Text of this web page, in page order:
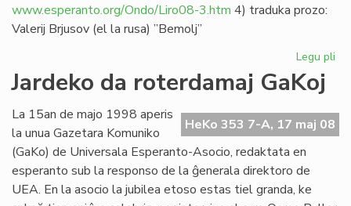
www.esperanto.org/Ondo/Liro08-3.htm 4) traduka prozo:
Valerij Brjusov (el la rusa) ”Bemolj”
Legu pli
Jardeko da roterdamaj GaKoj
HeKo 353 7-A, 17 maj 08
La 15an de majo 1998 aperis
la unua Gazetara Komuniko
(GaKo) de Universala Esperanto-Asocio, redaktata en
esperanto sub la responso de la ĝenerala direktoro de
UEA. En la asocio la jubilea etoso estas tiel granda, ke